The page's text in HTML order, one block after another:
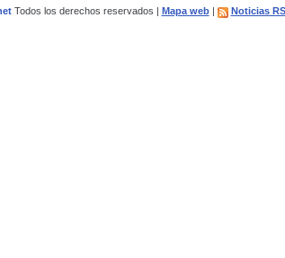
Todos los derechos reservados | Mapa web| Noticias